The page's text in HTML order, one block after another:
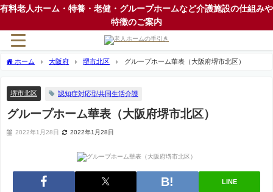
有料老人ホーム・特養・老健・グループホームなど介護施設の仕組みや
特徴のご案内
ホーム 大阪府 堺市北区 グループホーム華表（大阪府堺市北区）
堺市北区 認知症対応型共同生活介護
グループホーム華表（大阪府堺市北区）
2022年1月28日 2022年1月28日
LINE